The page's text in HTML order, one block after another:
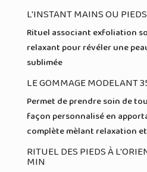
L'INSTANT MAINS OU
Rituel associant exfoliation
relaxant pour révéler une
sublimée
LE GOMMAGE MODELANT
Permet de prendre soin de
façon personnalisé en
complète mèlant relaxation
RITUEL DES PIEDS À
MIN